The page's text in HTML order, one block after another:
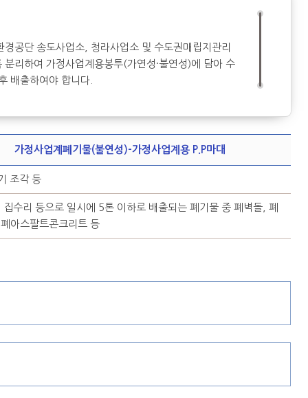
공단 송도사업소, 청라사업소 및 수도권매립지관리
리하여 가정사업계용봉투(가연성·불연성)에 담아 수
배출하여야 합니다.
가정사업계폐기물(불연성)-가정사업계용 P.P마대
조각 등
집수리 등으로 일시에 5톤 이하로 배출되는 폐기물 중 폐벽돌, 폐
아스팔트콘크리트 등